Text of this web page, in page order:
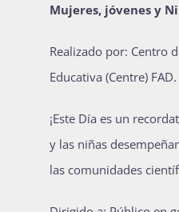
Mujeres, jóvenes y
Realizado por: Centro
Educativa (Centre) FAD.
¡Este Día es un
y las niñas
las comunidades